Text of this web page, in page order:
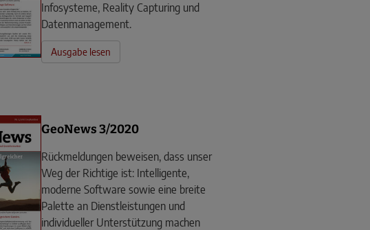
Infosysteme, Reality Capturing und
Datenmanagement.
Ausgabe lesen
GeoNews 3/2020
Rückmeldungen beweisen, dass unser
Weg der Richtige ist: Intelligente,
moderne Software sowie eine breite
Palette an Dienstleistungen und
individueller Unterstützung machen